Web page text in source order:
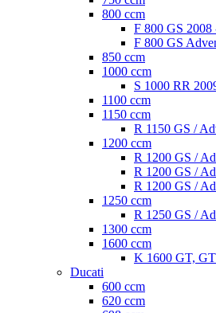
800 ccm
F 800 GS 2008
F 800 GS
850 ccm
1000 ccm
S 1000 RR
1100 ccm
1150 ccm
R 1150 GS /
1200 ccm
R 1200 GS /
R 1200 GS /
R 1200 GS /
1250 ccm
R 1250 GS /
1300 ccm
1600 ccm
K 1600 GT,
Ducati
600 ccm
620 ccm